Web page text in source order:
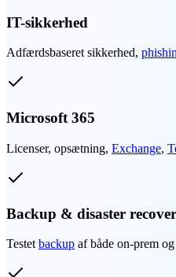
IT-sikkerhed
Adfærdsbaseret sikkerhed,
Microsoft 365
Licenser, opsætning, Exchange,
Backup & disaster
Testet backup af både on-prem og